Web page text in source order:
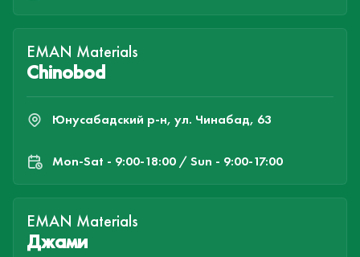
EMAN Materials
Chinobod
Юнусабадский р-н, ул. Чинабад, 63
Mon-Sat - 9:00-18:00 / Sun - 9:00-17:00
EMAN Materials
Джами